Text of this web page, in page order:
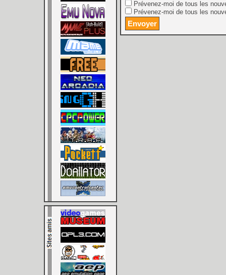
Prévenez-moi de tous les
Prévenez-moi de tous les